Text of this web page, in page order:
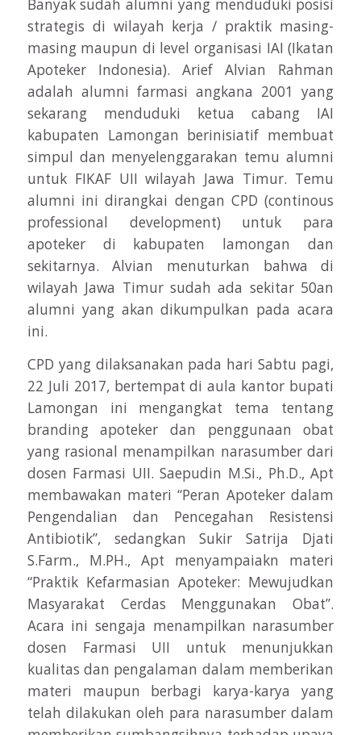
Banyak sudah alumni yang menduduki posisi
strategis di wilayah kerja / praktik masing-
masing maupun di level organisasi IAI (Ikatan
Apoteker Indonesia). Arief Alvian Rahman
adalah alumni farmasi angkana 2001 yang
sekarang menduduki ketua cabang IAI
kabupaten Lamongan berinisiatif membuat
simpul dan menyelenggarakan temu alumni
untuk FIKAF UII wilayah Jawa Timur. Temu
alumni ini dirangkai dengan CPD (continous
professional development) untuk para
apoteker di kabupaten lamongan dan
sekitarnya. Alvian menuturkan bahwa di
wilayah Jawa Timur sudah ada sekitar 50an
alumni yang akan dikumpulkan pada acara
ini.
CPD yang dilaksanakan pada hari Sabtu pagi,
22 Juli 2017, bertempat di aula kantor bupati
Lamongan ini mengangkat tema tentang
branding apoteker dan penggunaan obat
yang rasional menampilkan narasumber dari
dosen Farmasi UII. Saepudin M.Si., Ph.D., Apt
membawakan materi “Peran Apoteker dalam
Pengendalian dan Pencegahan Resistensi
Antibiotik”, sedangkan Sukir Satrija Djati
S.Farm., M.PH., Apt menyampaiakn materi
“Praktik Kefarmasian Apoteker: Mewujudkan
Masyarakat Cerdas Menggunakan Obat”.
Acara ini sengaja menampilkan narasumber
dosen Farmasi UII untuk menunjukkan
kualitas dan pengalaman dalam memberikan
materi maupun berbagi karya-karya yang
telah dilakukan oleh para narasumber dalam